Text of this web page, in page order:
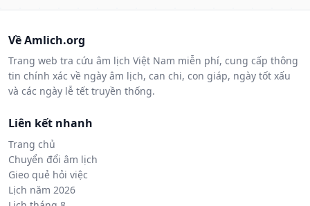
Về Amlich.org
Trang web tra cứu âm lịch Việt Nam miễn phí, cung cấp thông
tin chính xác về ngày âm lịch, can chi, con giáp, ngày tốt xấu
và các ngày lễ tết truyền thống.
Liên kết nhanh
Trang chủ
Chuyển đổi âm lịch
Gieo quẻ hỏi việc
Lịch năm 2026